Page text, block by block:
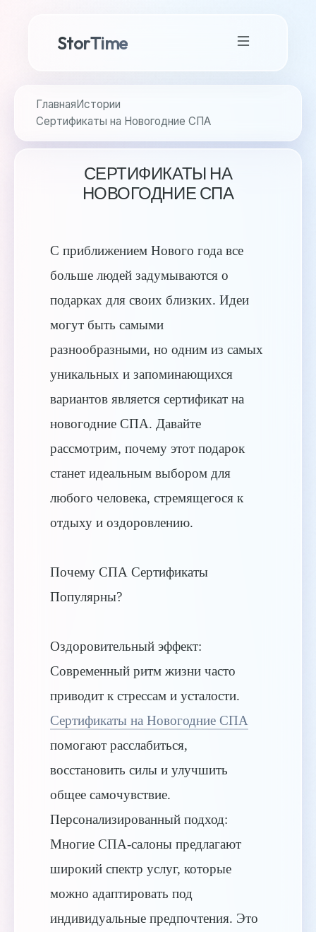
StorTime
ГлавнаяИстории
Сертификаты на Новогодние СПА
СЕРТИФИКАТЫ НА
НОВОГОДНИЕ СПА
С приближением Нового года все
больше людей задумываются о
подарках для своих близких. Идеи
могут быть самыми
разнообразными, но одним из самых
уникальных и запоминающихся
вариантов является сертификат на
новогодние СПА. Давайте
рассмотрим, почему этот подарок
станет идеальным выбором для
любого человека, стремящегося к
отдыху и оздоровлению.
Почему СПА Сертификаты
Популярны?
Оздоровительный эффект:
Современный ритм жизни часто
приводит к стрессам и усталости.
Сертификаты на Новогодние СПА
помогают расслабиться,
восстановить силы и улучшить
общее самочувствие.
Персонализированный подход:
Многие СПА-салоны предлагают
широкий спектр услуг, которые
можно адаптировать под
индивидуальные предпочтения. Это